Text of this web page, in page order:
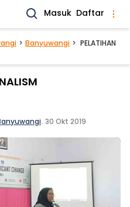
Masuk Daftar
Banyuwangi
PELATIHAN
. 30 Okt 2019